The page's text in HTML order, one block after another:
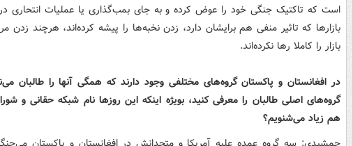
است که تاکتیک جنگی خود را عوض کرده و به جای بمب‌گذاری یا عملیات انتحاری
بازارها که تاثیر منفی هم برایشان دارد، زدن نخبه‌ها را پیشه کرده‌اند، هرچند زدن
بازار را کاملا رها نکرده‌اند.
در افغانستان و پاکستان گروه‌های مختلفی وجود دارند که همگی آنها را طالبان
گروه‌های اصلی طالبان را معرفی کنید، بویژه اینکه این روزها نام شبکه حقانی و
هم زیاد می‌شنویم؟